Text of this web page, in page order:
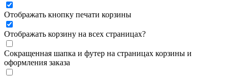
Отображать кнопку печати корзины
Отображать корзину на всех страницах?
Сокращенная шапка и футер на страницах корзины и
оформления заказа